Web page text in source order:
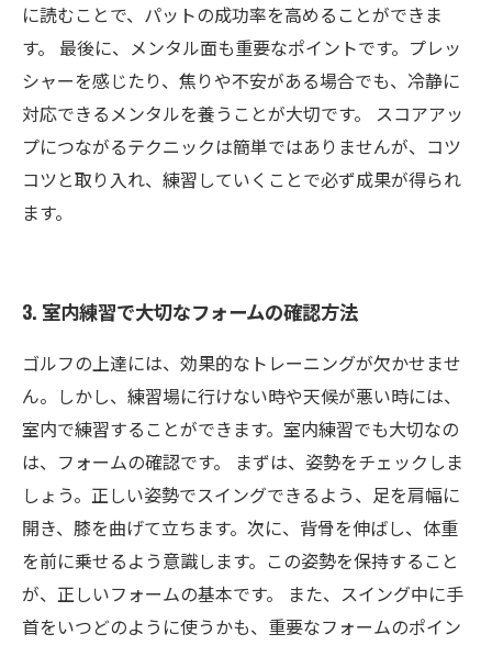
に読むことで、パットの成功率を高めることができま
す。 最後に、メンタル面も重要なポイントです。プレッ
シャーを感じたり、焦りや不安がある場合でも、冷静に
対応できるメンタルを養うことが大切です。 スコアアッ
プにつながるテクニックは簡単ではありませんが、コツ
コツと取り入れ、練習していくことで必ず成果が得られ
ます。
3. 室内練習で大切なフォームの確認方法
ゴルフの上達には、効果的なトレーニングが欠かせませ
ん。しかし、練習場に行けない時や天候が悪い時には、
室内で練習することができます。室内練習でも大切なの
は、フォームの確認です。 まずは、姿勢をチェックしま
しょう。正しい姿勢でスイングできるよう、足を肩幅に
開き、膝を曲げて立ちます。次に、背骨を伸ばし、体重
を前に乗せるよう意識します。この姿勢を保持すること
が、正しいフォームの基本です。 また、スイング中に手
首をいつどのように使うかも、重要なフォームのポイン